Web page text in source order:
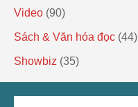
Video (90)
Sách & Văn hóa đọc (44)
Showbiz (35)